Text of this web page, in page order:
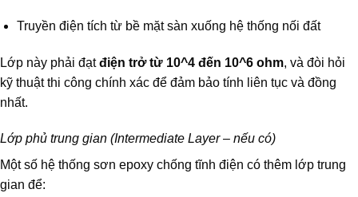
Truyền điện tích từ bề mặt sàn xuống hệ thống nối đất
Lớp này phải đạtđiện trở từ 10^4 đến 10^6 ohm, và đòi hỏi
kỹ thuật thi công chính xác để đảm bảo tính liên tục và đồng
nhất.
Lớp phủ trung gian (Intermediate Layer – nếu có)
Một số hệ thống sơn epoxy chống tĩnh điện có thêm lớp trung
gian để: